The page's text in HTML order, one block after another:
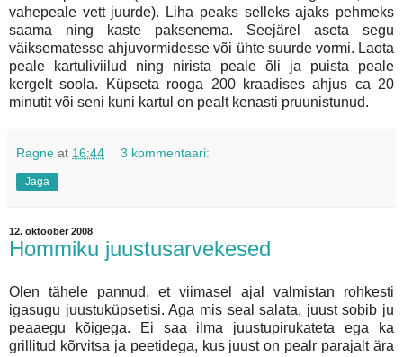
vahepeale vett juurde). Liha peaks selleks ajaks pehmeks
saama ning kaste paksenema. Seejärel aseta segu
väiksematesse ahjuvormidesse või ühte suurde vormi. Laota
peale kartuliviilud ning nirista peale õli ja puista peale
kergelt soola. Küpseta rooga 200 kraadises ahjus ca 20
minutit või seni kuni kartul on pealt kenasti pruunistunud.
Ragne at 16:44 3 kommentaari:
Jaga
12. oktoober 2008
Hommiku juustusarvekesed
Olen tähele pannud, et viimasel ajal valmistan rohkesti
igasugu juustuküpsetisi. Aga mis seal salata, juust sobib ju
peaaegu kõigega. Ei saa ilma juustupirukateta ega ka
grillitud kõrvitsa ja peetidega, kus juust on pealr parajalt ära